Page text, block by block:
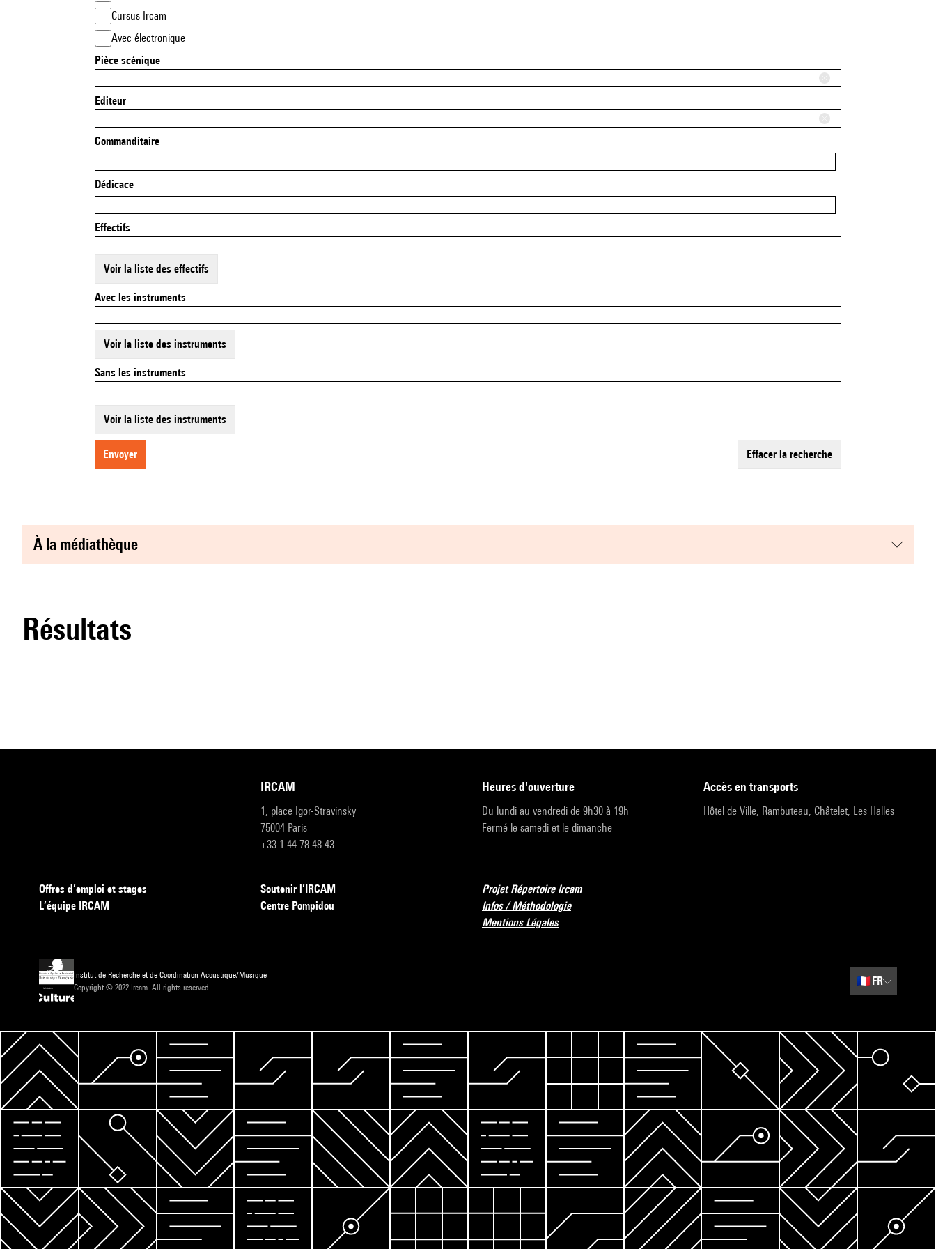
Cursus Ircam
Avec électronique
Pièce scénique
Editeur
Commanditaire
Dédicace
Effectifs
Voir la liste des effectifs
Avec les instruments
Voir la liste des instruments
Sans les instruments
Voir la liste des instruments
envoyer effacer la recherche
à la médiathèque
résultats
IRCAM
1, place Igor-Stravinsky
75004 Paris
+33 1 44 78 48 43
heures d'ouverture
Du lundi au vendredi de 9h30 à 19h
Fermé le samedi et le dimanche
accès en transports
Hôtel de Ville, Rambuteau, Châtelet, Les Halles
Offres d’emploi et stages
L’équipe IRCAM
Soutenir l’IRCAM
Centre Pompidou
Projet Répertoire Ircam
Infos / Méthodologie
Mentions Légales
Institut de Recherche et de Coordination Acoustique/Musique
Copyright © 2022 Ircam. All rights reserved.
🇫🇷 FR